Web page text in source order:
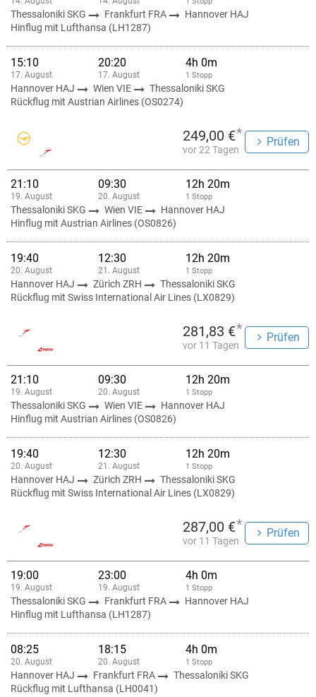
Thessaloniki SKG Frankfurt FRA
Hannover HAJ
Hinflug mit Lufthansa (LH1287)
15:10
17. August
20:20
17. August
4h 0m
1 Stopp
Hannover HAJ Wien VIE
Thessaloniki SKG
Rückflug mit Austrian Airlines (OS0274)
249,00 €*
vor 22 Tagen
Prüfen
21:10
19. August
09:30
20. August
12h 20m
1 Stopp
Thessaloniki SKG Wien VIE
Hannover HAJ
Hinflug mit Austrian Airlines (OS0826)
19:40
20. August
12:30
21. August
12h 20m
1 Stopp
Hannover HAJ Zürich ZRH
Thessaloniki SKG
Rückflug mit Swiss International Air Lines (LX0829)
281,83 €*
vor 11 Tagen
Prüfen
21:10
19. August
09:30
20. August
12h 20m
1 Stopp
Thessaloniki SKG Wien VIE
Hannover HAJ
Hinflug mit Austrian Airlines (OS0826)
19:40
20. August
12:30
21. August
12h 20m
1 Stopp
Hannover HAJ Zürich ZRH
Thessaloniki SKG
Rückflug mit Swiss International Air Lines (LX0829)
287,00 €*
vor 11 Tagen
Prüfen
19:00
19. August
23:00
19. August
4h 0m
1 Stopp
Thessaloniki SKG Frankfurt FRA
Hannover HAJ
Hinflug mit Lufthansa (LH1287)
08:25
20. August
18:15
20. August
4h 0m
1 Stopp
Hannover HAJ Frankfurt FRA
Thessaloniki SKG
Rückflug mit Lufthansa (LH0041)